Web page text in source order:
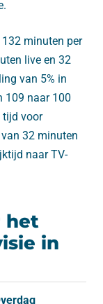
minuten per
live en 32
van 5% in
109 naar 100
tijd voor
32 minuten
naar TV-
het
in